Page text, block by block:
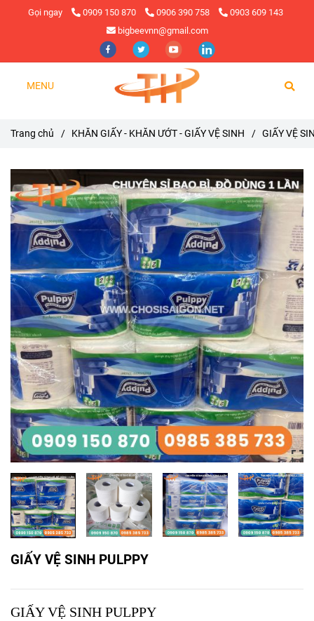
Gọi ngay 0909 150 870 0906 390 758
0903 609 143
bigbeevnn@gmail.com
MENU
Trang chủ / KHĂN GIẤY - KHĂN ƯỚT - GIẤY VỆ SINH / GIẤY VỆ
GIẤY VỆ SINH PULPPY
GIẤY VỆ SINH PULPPY